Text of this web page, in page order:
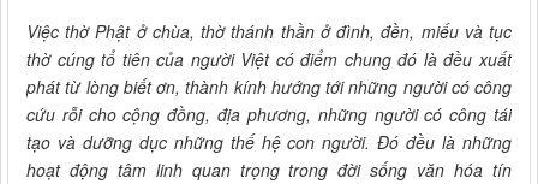
Việc thờ Phật ở chùa, thờ thánh thần ở đình, đền, miếu và tục
thờ cúng tổ tiên của người Việt có điểm chung đó là đều xuất
phát từ lòng biết ơn, thành kính hướng tới những người có công
cứu rỗi cho cộng đồng, địa phương, những người có công tái
tạo và dưỡng dục những thế hệ con người. Đó đều là những
hoạt động tâm linh quan trọng trong đời sống văn hóa tín